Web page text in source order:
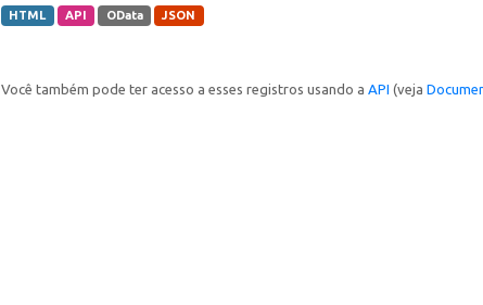
HTML API OData JSON
Você também pode ter acesso a esses registros usando a API (veja